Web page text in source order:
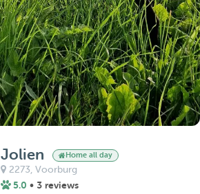
Jolien Home all day
2273,Voorburg
5.0 • 3 reviews